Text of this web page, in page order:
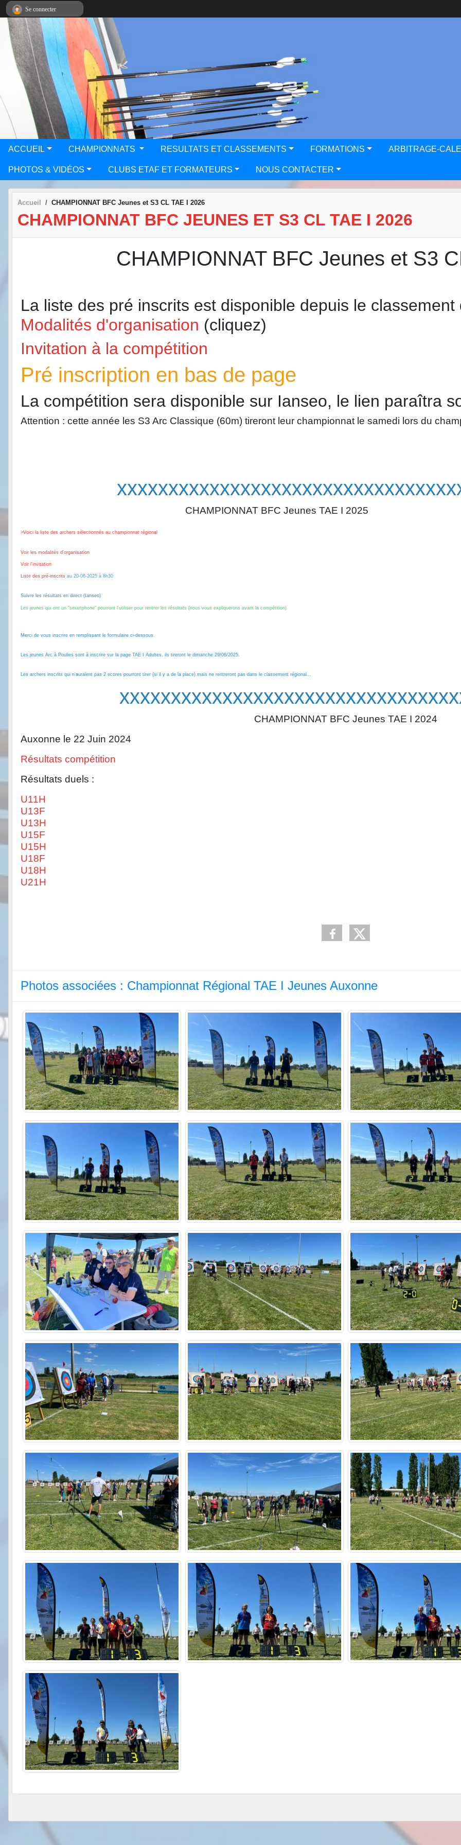
ACCUEIL CHAMPIONNATS RESULTATS ET CLASSEMENTS FORMATIONS ARBITRAGE-
PHOTOS & VIDÉOS CLUBS ETAF ET FORMATEURS NOUS CONTACTER
Accueil CHAMPIONNAT BFC Jeunes et S3 CL TAE I 2026
CHAMPIONNAT BFC JEUNES ET S3 CL TAE I 2026
CHAMPIONNAT BFC Jeunes et S3
La liste des pré inscrits est disponible depuis le classement
Modalités d'organisation (cliquez)
Invitation à la compétition
Pré inscription en bas de page
La compétition sera disponible sur Ianseo, le lien paraîtra
Attention : cette année les S3 Arc Classique (60m) tireront leur championnat le samedi lors du
CHAMPIONNAT BFC Jeunes TAE I 2025
>Voici la liste des archers sélectionnés au championnat régional
Voir les modalités d'organisation
Voir l'invitation
Liste des pré-inscrits au 20-06-2025 à 8h30
Suivre les résultats en direct (Ianseo)
Les jeunes qui ont un "smartphone" pourront l'utiliser pour rentrer les résultats (nous vous expliquerons avant la compétition)
Merci de vous inscrire en remplissant le formulaire ci-dessous.
Les jeunes Arc à Poulies sont à inscrire sur la page TAE I Adultes, ils tireront le dimanche 29/06/2025.
Les archers inscrits qui n'auraient pas 2 scores pourront tirer (si il y a de la place) mais ne rentreront pas dans le classement régional...
CHAMPIONNAT BFC Jeunes TAE I 2024
Auxonne le 22 Juin 2024
Résultats compétition
Résultats duels :
U11H
U13F
U13H
U15F
U15H
U18F
U18H
U21H
Photos associées : Championnat Régional TAE I Jeunes Auxonne
Se connecter
Panneau de gestion des cookies